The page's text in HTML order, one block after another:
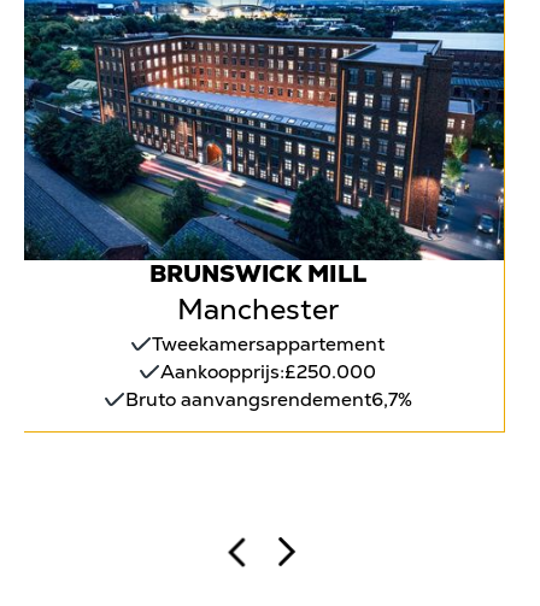
BRUNSWICK MILL
Manchester
Tweekamersappartement
Aankoopprijs:£250.000
Bruto aanvangsrendement6,7%